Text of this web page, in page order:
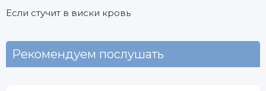
Если стучит в виски кровь
Рекомендуем послушать